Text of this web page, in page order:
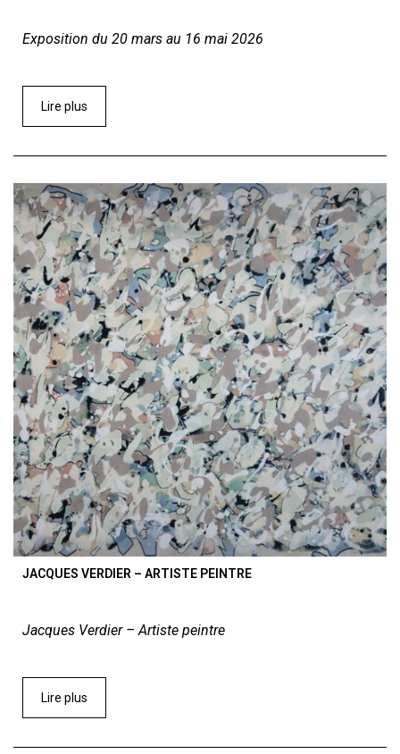
Exposition du 20 mars au 16 mai 2026
Lire plus
JACQUES VERDIER – ARTISTE PEINTRE
Jacques Verdier – Artiste peintre
Lire plus